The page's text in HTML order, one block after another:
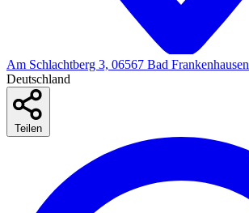
Am Schlachtberg 3, 06567 Bad Frankenhausen
Deutschland
Teilen